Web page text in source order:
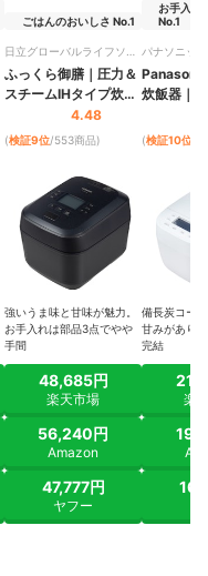
ごはんのおいしさ No.1
日立グローバルライフソリ
ューションズ
ふっくら御膳 ｜ 圧力＆
スチームIHタイプ炊飯
RZ-Z100JM
4.48
(検証9位/553商品)
強いうま味と甘味が魅力。
お手入れは部品3点でやや
手間
48,685円
楽天市場
56,240円
Amazon
47,777円
ヤフー
お手入れ
No.1
パナソニック
Panasonic
炊飯器 ｜
(検証10位
備長炭コー
甘みがあり
完結
楽